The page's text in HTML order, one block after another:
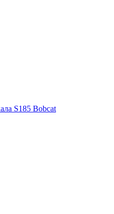
S185 Bobcat